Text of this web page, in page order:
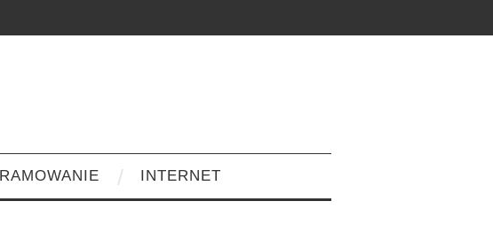
INTERNET